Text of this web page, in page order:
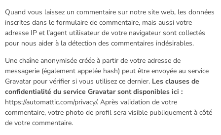
Quand vous laissez un commentaire sur notre site web, les données
inscrites dans le formulaire de commentaire, mais aussi votre
adresse IP et l’agent utilisateur de votre navigateur sont collectés
pour nous aider à la détection des commentaires indésirables.
Une chaîne anonymisée créée à partir de votre adresse de
messagerie (également appelée hash) peut être envoyée au service
Gravatar pour vérifier si vous utilisez ce dernier. Les clauses de
confidentialité du service Gravatar sont disponibles ici :
https://automattic.com/privacy/. Après validation de votre
commentaire, votre photo de profil sera visible publiquement à côté
de votre commentaire.